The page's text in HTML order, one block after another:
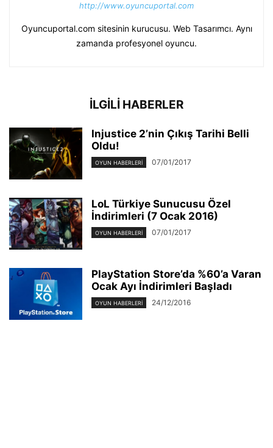
http://www.oyuncuportal.com
Oyuncuportal.com sitesinin kurucusu. Web Tasarımcı. Aynı
zamanda profesyonel oyuncu.
İLGİLİ HABERLER
Injustice 2’nin Çıkış Tarihi Belli
Oldu!
OYUN HABERLERI 07/01/2017
LoL Türkiye Sunucusu Özel
İndirimleri (7 Ocak 2016)
OYUN HABERLERI 07/01/2017
PlayStation Store’da %60’a Varan
Ocak Ayı İndirimleri Başladı
OYUN HABERLERI 24/12/2016